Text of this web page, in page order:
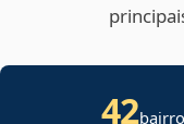
42